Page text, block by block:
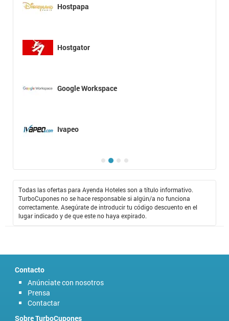
Hostpapa
Hostgator
Google Workspace
Ivapeo
Todas las ofertas para Ayenda Hoteles son a título informativo.
TurboCupones no se hace responsable si algún/a no funciona
correctamente. Asegúrate de introducir tu código descuento en el
lugar indicado y de que este no haya expirado.
Contacto
Anúnciate con nosotros
Prensa
Contactar
Sobre TurboCupones